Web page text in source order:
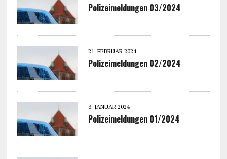
Polizeimeldungen 03/2024
21. FEBRUAR 2024
Polizeimeldungen 02/2024
3. JANUAR 2024
Polizeimeldungen 01/2024